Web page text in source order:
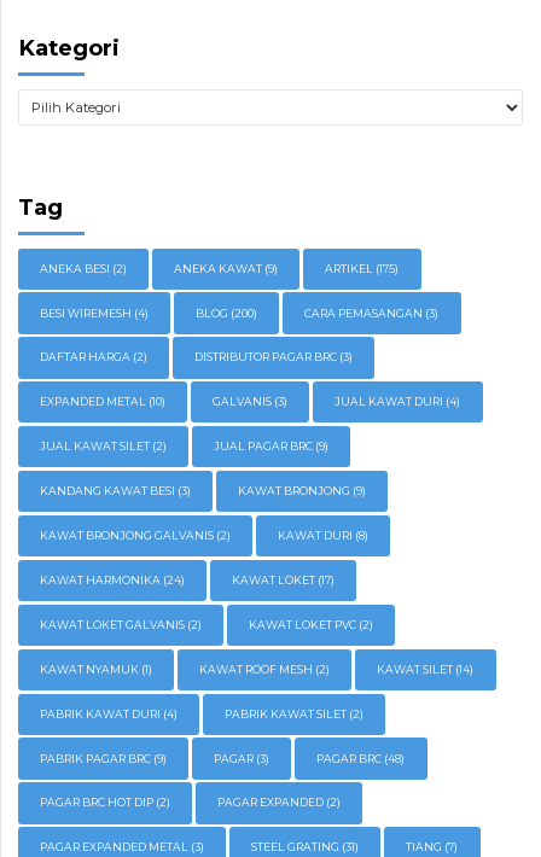
Kategori
Tag
ANEKA BESI (2) ANEKA KAWAT (9) ARTIKEL (175)
BESI WIREMESH (4) BLOG (200) CARA PEMASANGAN (3)
DAFTAR HARGA (2) DISTRIBUTOR PAGAR BRC (3)
EXPANDED METAL (10) GALVANIS (3) JUAL KAWAT DURI (4)
JUAL KAWAT SILET (2) JUAL PAGAR BRC (9)
KANDANG KAWAT BESI (3) KAWAT BRONJONG (9)
KAWAT BRONJONG GALVANIS (2) KAWAT DURI (8)
KAWAT HARMONIKA (24) KAWAT LOKET (17)
KAWAT LOKET GALVANIS (2) KAWAT LOKET PVC (2)
KAWAT NYAMUK (1) KAWAT ROOF MESH (2) KAWAT SILET (14)
PABRIK KAWAT DURI (4) PABRIK KAWAT SILET (2)
PABRIK PAGAR BRC (9) PAGAR (3) PAGAR BRC (48)
PAGAR BRC HOT DIP (2) PAGAR EXPANDED (2)
PAGAR EXPANDED METAL (3) STEEL GRATING (31) TIANG (7)